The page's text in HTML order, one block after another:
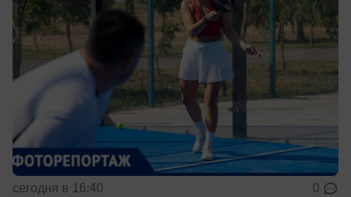
сегодня в 16:40 0